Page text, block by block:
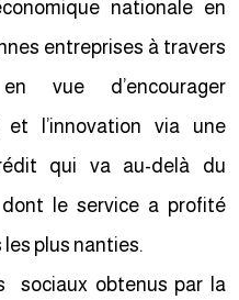
nationale en
entreprises à travers
vue d’encourager
et l’innovation via une
qui va au-delà du
le service a profité
plus nanties.
obtenus par la